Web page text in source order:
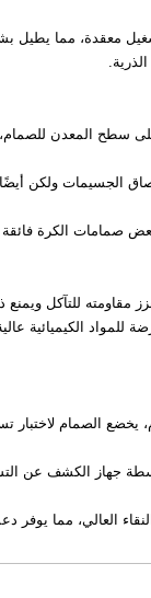
معقدة، مما يطيل
على سطح المعدن
التصاق الجسيمات
الكرة فائقة
للتآكل ويمنع
الكيميائية
يخضع الصمام
جهاز الكشف عن